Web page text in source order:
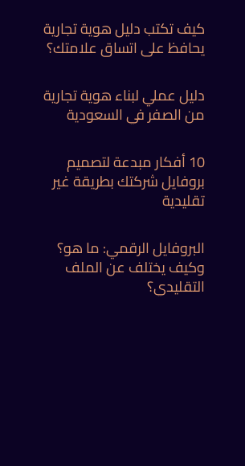
كيف تكتب دليل هوية تجارية
يحافظ على اتساق علامتك؟
دليل عملي لبناء هوية تجارية
من الصفر في السعودية
10 أفكار مبدعة لتصميم
بروفايل شركتك بطريقة غير
تقليدية
البروفايل الرقمي: ما هو؟
وكيف يختلف عن الملف
التقليدي؟